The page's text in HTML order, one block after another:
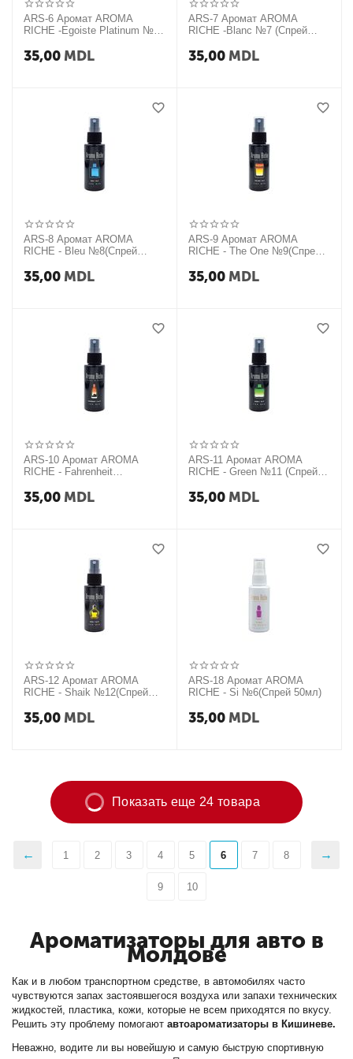
Ароматизаторы для авто в
Молдове
Как и в любом транспортном средстве, в автомобилях часто
чувствуются запах застоявшегося воздуха или запахи технических
жидкостей, пластика, кожи, которые не всем приходятся по вкусу.
Решить эту проблему помогаютавтоароматизаторы в Кишиневе.
Неважно, водите ли вы новейшую и самую быструю спортивную
ARS-6 Аромат AROMA
RICHE -Egoistе Platinum №6
35,00 MDL
ARS-7 Аромат AROMA
RICHE -Blanc №7 (Спрей
35,00 MDL
ARS-8 Аромат AROMA
RICHE - Bleu №8(Спрей
35,00 MDL
ARS-9 Аромат AROMA
RICHE - The One №9(Спрей
35,00 MDL
ARS-10 Аромат AROMA
RICHE - Fahrenheit
35,00 MDL
ARS-11 Аромат AROMA
RICHE - Green №11 (Спрей
35,00 MDL
ARS-12 Аромат AROMA
RICHE - Shaik №12(Спрей
35,00 MDL
ARS-18 Аромат AROMA
RICHE - Si №6(Спрей 50мл)
35,00 MDL
Показать еще 24 товара
1 2 3 4 5 6 7 8
9 10